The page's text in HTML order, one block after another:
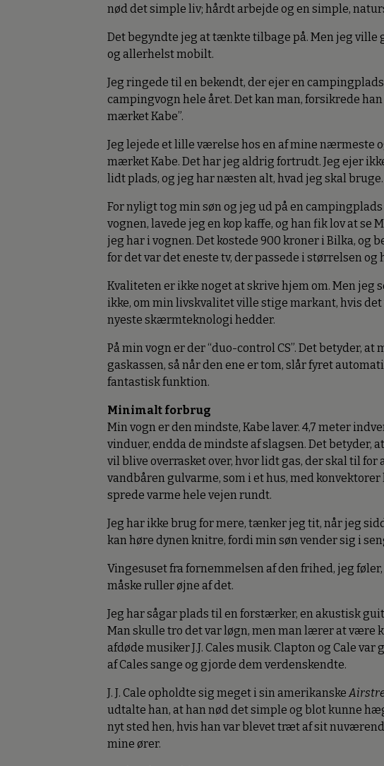
nød det simple liv; hårdt arbejde og en simple,
Det begyndte jeg at tænkte tilbage på. Men jeg ville
og allerhelst mobilt.
Jeg ringede til en bekendt, der ejer en
campingvogn hele året. Det kan man, forsikrede
mærket Kabe”.
Jeg lejede et lille værelse hos en af mine nærmeste
mærket Kabe. Det har jeg aldrig fortrudt. Jeg ejer
lidt plads, og jeg har næsten alt, hvad jeg skal bruge.
For nyligt tog min søn og jeg ud på en
vognen, lavede jeg en kop kaffe, og han fik lov at se
jeg har i vognen. Det kostede 900 kroner i Bilka, og
for det var det eneste tv, der passede i størrelsen og
Kvaliteten er ikke noget at skrive hjem om. Men jeg
ikke, om min livskvalitet ville stige markant, hvis det
nyeste skærmteknologi hedder.
På min vogn er der “duo-control CS”. Det betyder,
gaskassen, så når den ene er tom, slår fyret
fantastisk funktion.
Minimalt forbrug
Min vogn er den mindste, Kabe laver. 4,7 meter
vinduer, endda de mindste af slagsen. Det betyder,
vil blive overrasket over, hvor lidt gas, der skal til for
vandbåren gulvarme, som i et hus, med
sprede varme hele vejen rundt.
Jeg har ikke brug for mere, tænker jeg tit, når jeg
kan høre dynen knitre, fordi min søn vender sig i
Vingesuset fra fornemmelsen af den frihed, jeg
måske ruller øjne af det.
Jeg har sågar plads til en forstærker, en akustisk
Man skulle tro det var løgn, men man lærer at være
afdøde musiker J.J. Cales musik. Clapton og Cale
af Cales sange og gjorde dem verdenskendte.
J. J. Cale opholdte sig meget i sin amerikanske
udtalte han, at han nød det simple og blot kunne
nyt sted hen, hvis han var blevet træt af sit
mine ører.